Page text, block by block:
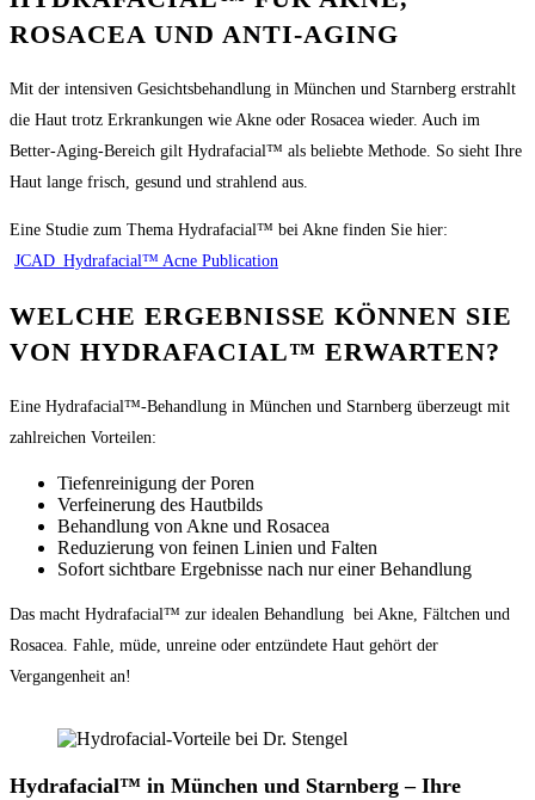
ROSACEA UND ANTI-AGING
Mit der intensiven Gesichtsbehandlung in München und Starnberg erstrahlt
die Haut trotz Erkrankungen wie Akne oder Rosacea wieder. Auch im
Better-Aging-Bereich gilt Hydrafacial™ als beliebte Methode. So sieht Ihre
Haut lange frisch, gesund und strahlend aus.
Eine Studie zum Thema Hydrafacial™ bei Akne finden Sie hier:
JCAD_Hydrafacial™ Acne Publication
WELCHE ERGEBNISSE KÖNNEN SIE
VON HYDRAFACIAL™ ERWARTEN?
Eine Hydrafacial™-Behandlung in München und Starnberg überzeugt mit
zahlreichen Vorteilen:
Tiefenreinigung der Poren
Verfeinerung des Hautbilds
Behandlung von Akne und Rosacea
Reduzierung von feinen Linien und Falten
Sofort sichtbare Ergebnisse nach nur einer Behandlung
Das macht Hydrafacial™ zur idealen Behandlung bei Akne, Fältchen und
Rosacea. Fahle, müde, unreine oder entzündete Haut gehört der
Vergangenheit an!
Hydrafacial™ in München und Starnberg – Ihre